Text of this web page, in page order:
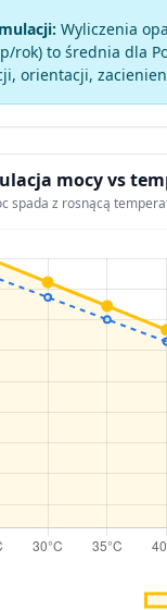
Wyliczenia
rok) to średnia dla
orientacji,
mocy vs
spada z rosnącą